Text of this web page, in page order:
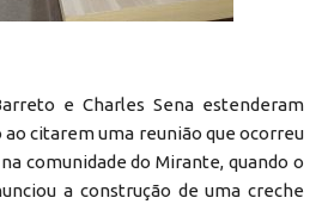
e Charles Sena estenderam
citarem uma reunião que ocorreu
comunidade do Mirante, quando o
a construção de uma creche